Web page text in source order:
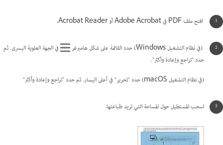
افتح ملف PDF في Adobe Acrobat أو Acrobat Reader.
(في نظام التشغيل Windows) حدد القائمة على شكل هامبرغر
في الجهة العلوية اليسرى. ثم
حدد "تراجع وإعادة وأكثر".
(في نظام التشغيل macOS) حدد "تحرير" في أعلى اليسار. ثم حدد "تراجع وإعادة وأكثر"
اسحب المستطيل حول المساحة التي تريد طباعتها.